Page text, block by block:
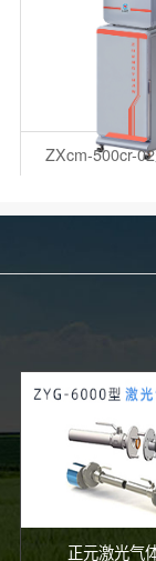
ZXcm-500cr-
正元激光气